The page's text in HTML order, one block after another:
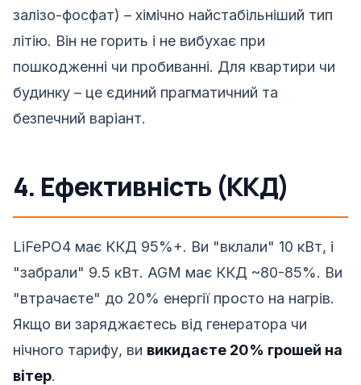
залізо-фосфат) – хімічно найстабільніший тип
літію. Він не горить і не вибухає при
пошкодженні чи пробиванні. Для квартири чи
будинку – це єдиний прагматичний та
безпечний варіант.
4. Ефективність (ККД)
LiFePO4 має ККД 95%+. Ви "вклали" 10 кВт, і
"забрали" 9.5 кВт. AGM має ККД ~80-85%. Ви
"втрачаєте" до 20% енергії просто на нагрів.
Якщо ви заряджаєтесь від генератора чи
нічного тарифу, ви викидаєте 20% грошей на
вітер.